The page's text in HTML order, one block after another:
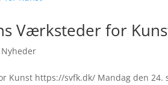
Værksteder for
Nyheder
Kunst https://svfk.dk/ Mandag den